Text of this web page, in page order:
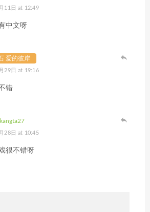
11日 at 12:49
中文呀
爱的彼岸
29日 at 19:16
错
28日 at 10:45
很不错呀